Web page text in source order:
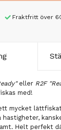
Fraktfritt över
eller R2F
med!
mycket
hastigheter,
Helt perfekt